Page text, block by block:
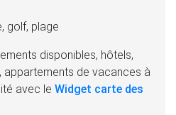
golf, plage
disponibles, hôtels,
appartements de vacances à
avec le Widget carte des